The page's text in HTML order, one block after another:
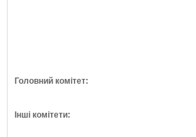
Головний комітет:
Інші комітети: